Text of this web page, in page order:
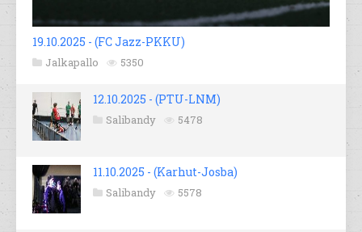
19.10.2025 - (FC Jazz-PKKU)
Jalkapallo 5350
12.10.2025 - (PTU-LNM)
Salibandy 5478
11.10.2025 - (Karhut-Josba)
Salibandy 5578